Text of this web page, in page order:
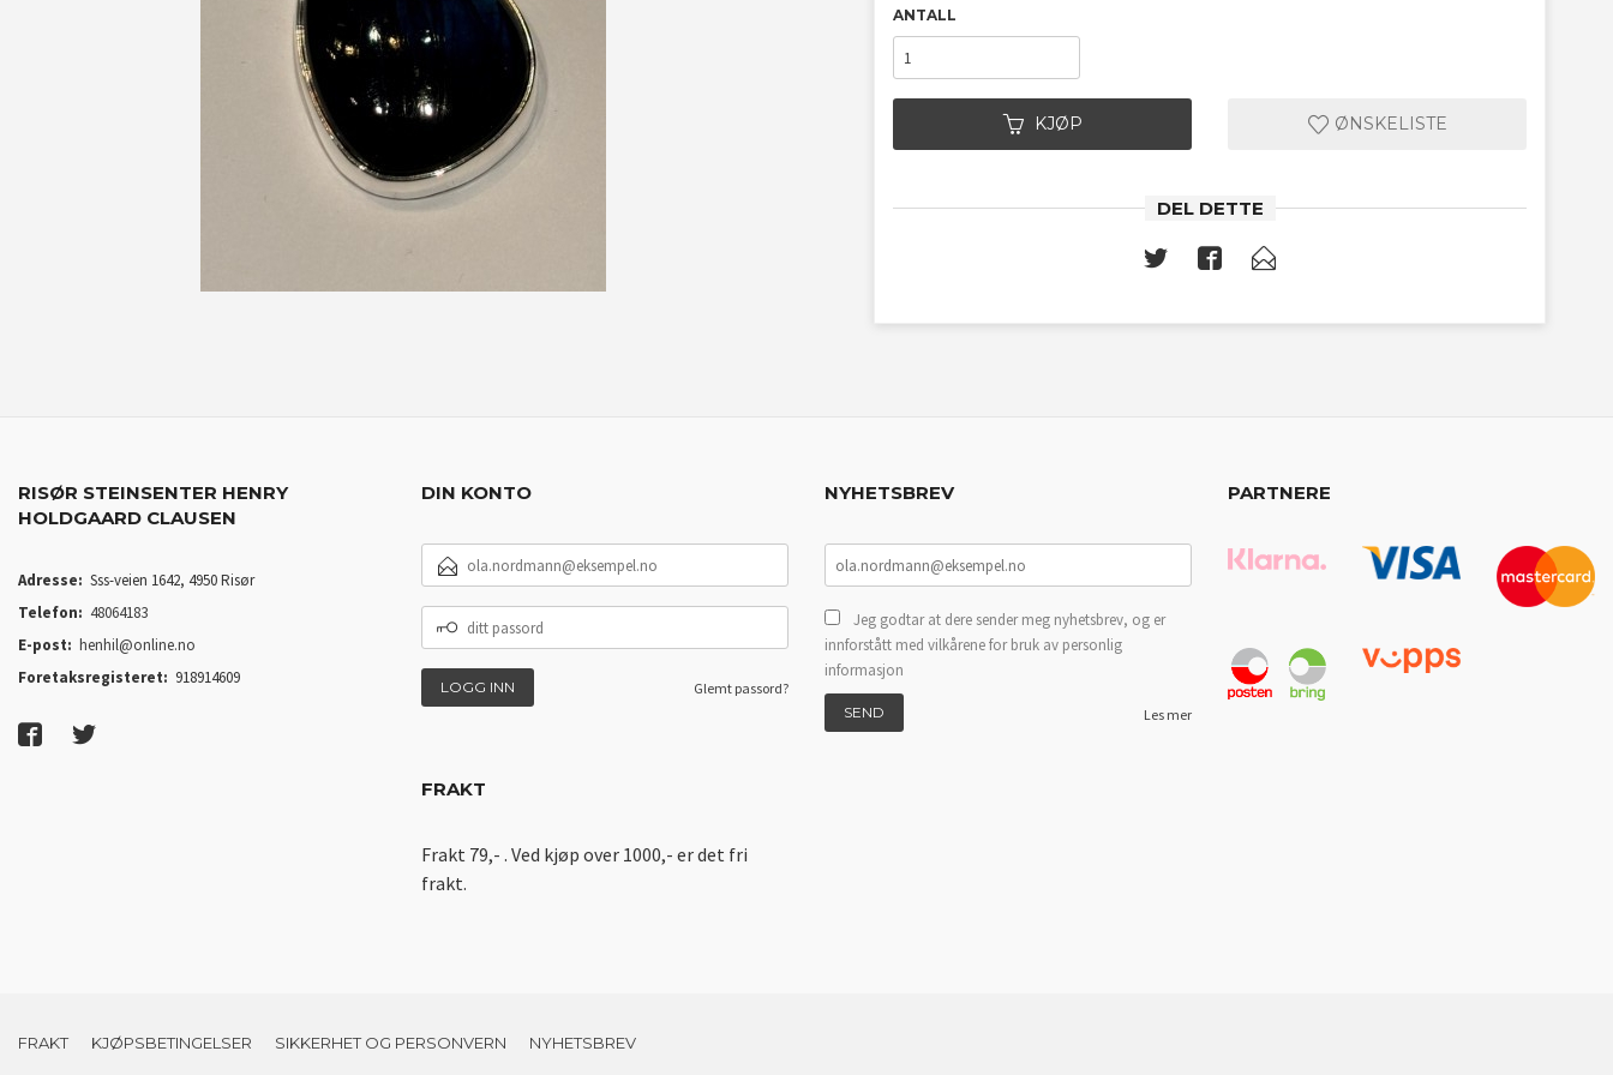
ANTALL
KJØP ØNSKELISTE
DEL DETTE
RISØR STEINSENTER HENRY
HOLDGAARD CLAUSEN
Adresse: Sss-veien 1642, 4950 Risør
Telefon: 48064183
E-post: henhil@online.no
Foretaksregisteret: 918914609
DIN KONTO
POSTADRESSE
PASSORD
Glemt passord?
FRAKT
Frakt 79,- . Ved kjøp over 1000,- er det fri
frakt.
NYHETSBREV
Jeg godtar at dere sender meg nyhetsbrev, og er
innforstått med vilkårene for bruk av personlig
informasjon
Les mer
PARTNERE
FRAKT KJØPSBETINGELSER SIKKERHET OG PERSONVERN NYHETSBREV